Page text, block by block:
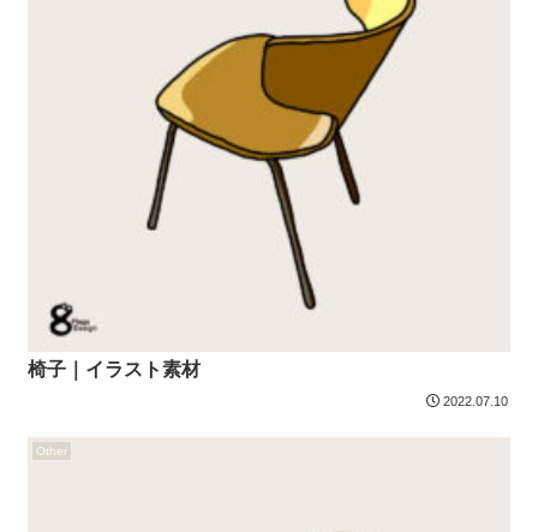
椅子｜イラスト素材
2022.07.10
Other